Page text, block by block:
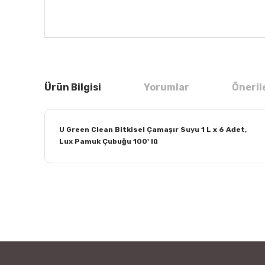
Ürün Bilgisi Yorumlar
U Green Clean Bitkisel Çamaşır Suyu 1 L x 6 Adet,
Lux Pamuk Çubuğu 100' lü